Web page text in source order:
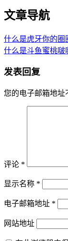
文章导航
什么是虎牙你的圈
什么是斗鱼蜜桃啵
发表回复
您的电子邮箱地址
评论 *
显示名称 *
电子邮箱地址 *
网站地址